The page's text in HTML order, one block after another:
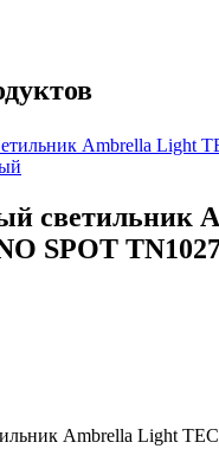
светильник
SPOT
Ambrella Light